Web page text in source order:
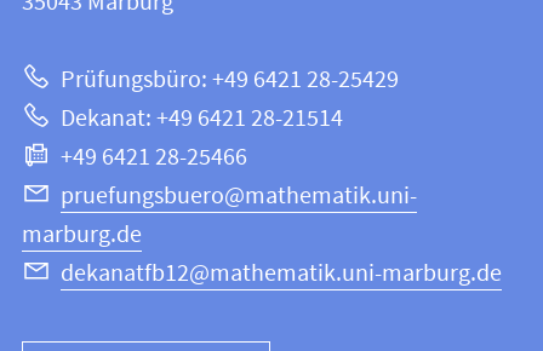
Website
|
und
Informatik
Prüfungsbüro: +49 6421 28-25429
Dekanat: +49 6421 28-21514
+49 6421 28-25466
pruefungsbuero@mathematik.uni-
marburg.de
dekanatfb12@mathematik.uni-marburg.de